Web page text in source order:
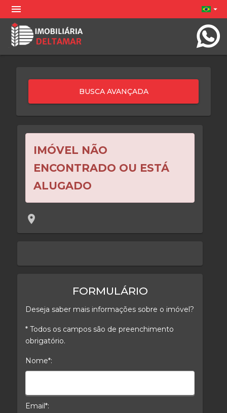
menu arrow_drop_down
IMÓVEL NÃO
ENCONTRADO OU ESTÁ
ALUGADO
location_on
FORMULÁRIO
Deseja saber mais informações sobre o imóvel?
* Todos os campos são de preenchimento
obrigatório.
Nome*:
Email*: